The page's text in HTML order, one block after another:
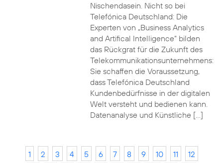
Nischendasein. Nicht so bei
Telefónica Deutschland: Die
Experten von „Business Analytics
and Artifical Intelligence“ bilden
das Rückgrat für die Zukunft des
Telekommunikationsunternehmens:
Sie schaffen die Voraussetzung,
dass Telefónica Deutschland
Kundenbedürfnisse in der digitalen
Welt versteht und bedienen kann.
Datenanalyse und Künstliche […]
1 2 3 4 5 6 7 8 9 10 11
12